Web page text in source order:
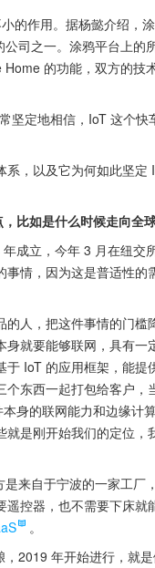
的作用。据杨懿介绍，
司之一。涂鸦平台上的
的功能，双方的
坚定地相信，IoT 这个
，以及它为何如此坚
比如是什么时候走向全
成立，今年 3 月在纽交
情，因为这是普适性
人，把这件事情的门
就要能够联网，具有一
IoT 的应用框架，能提
东西一起打包给客户
身的联网能力和边缘
是刚开始我们的定位
来自于宁波的一家工
控器，也不需要下床就
。
2019 年开始进行，就